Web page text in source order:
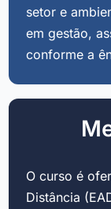
setor e
em gestão,
conforme a
O curso é
Distância